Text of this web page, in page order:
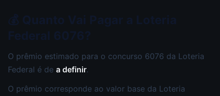
O prêmio estimado para o concurso 6076 da Loteria
Federal é de a definir.
O prêmio corresponde ao valor base da Loteria